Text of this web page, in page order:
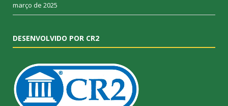
março de 2025
DESENVOLVIDO POR CR2